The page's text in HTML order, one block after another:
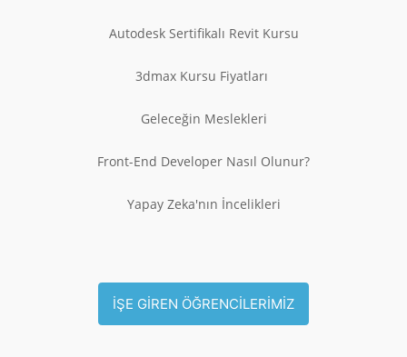
Autodesk Sertifikalı Revit Kursu
3dmax Kursu Fiyatları
Geleceğin Meslekleri
Front-End Developer Nasıl Olunur?
Yapay Zeka'nın İncelikleri
İŞE GİREN ÖĞRENCİLERİMİZ